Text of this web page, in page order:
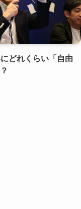
どれくらい「自由